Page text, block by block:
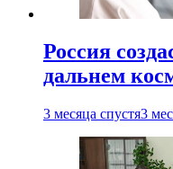
Россия
дальнем
3 месяца спустя3